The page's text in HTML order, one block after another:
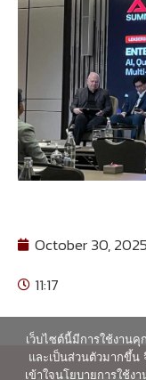
October 30, 2025
11:17
เว็บไซต์นี้มีการใช้งานคุ
และเป็นส่วนตัวมากขึ้น
เข้าใจนโยบายการใช้ง